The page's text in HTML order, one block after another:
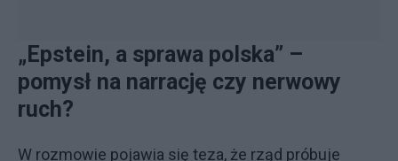
„Epstein, a sprawa polska” –
pomysł na narrację czy nerwowy
ruch?
W rozmowie pojawia się teza, że rząd próbuje